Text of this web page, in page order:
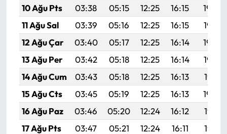
10 Ağu Pts
03:38 05:15 12:25 16:15
19:26
11 Ağu Sal
03:39 05:16 12:25 16:15
19:25
12 Ağu Çar
03:40 05:17 12:25 16:14
19:24
13 Ağu Per
03:42 05:18 12:25 16:14
19:22
14 Ağu Cum
03:43 05:18 12:25 16:13
19:21
15 Ağu Cts
03:45 05:19 12:25 16:13
19:20
16 Ağu Paz
03:46 05:20 12:24 16:12
19:18
17 Ağu Pts
03:47 05:21 12:24 16:11
19:17